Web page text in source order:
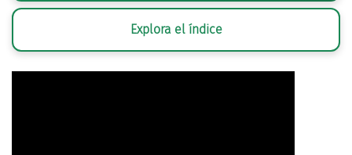
Explora el índice